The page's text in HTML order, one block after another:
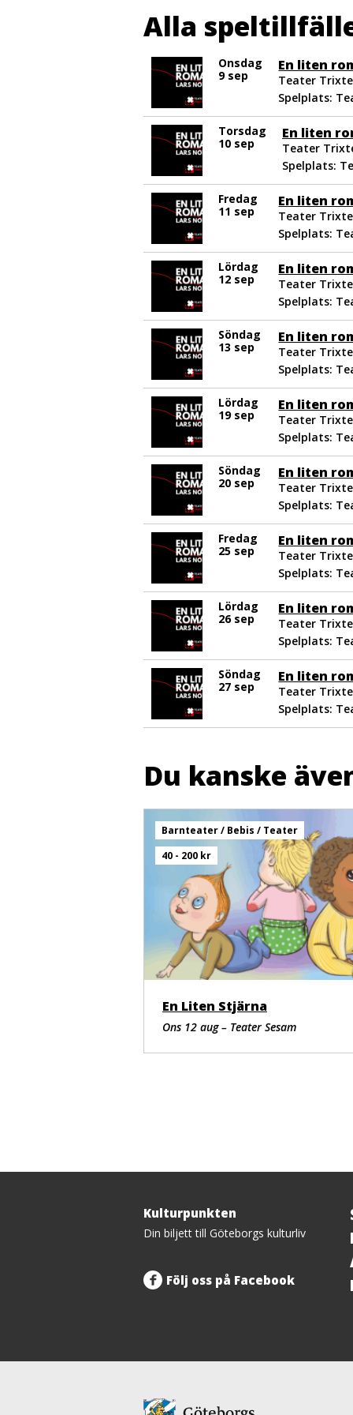
Alla
Onsdag
9 sep
En liten
Teater
Spelplats:
Torsdag
10 sep
En liten
Teater
Spelplats:
Fredag
11 sep
En liten
Teater
Spelplats:
Lördag
12 sep
En liten
Teater
Spelplats:
Söndag
13 sep
En liten
Teater
Spelplats:
Lördag
19 sep
En liten
Teater
Spelplats:
Söndag
20 sep
En liten
Teater
Spelplats:
Fredag
25 sep
En liten
Teater
Spelplats:
Lördag
26 sep
En liten
Teater
Spelplats:
Söndag
27 sep
En liten
Teater
Spelplats:
Du kanske
Barnteater / Bebis / Teater
40 - 200 kr
En Liten Stjärna
Ons 12 aug – Teater Sesam
Tillbaka
upp
Kulturpunkten
Din biljett till Göteborgs kulturliv
Följ oss på Facebook